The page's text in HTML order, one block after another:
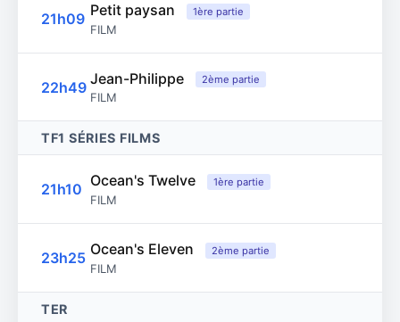
21h09 Petit paysan 1ère partie
FILM
22h49 Jean-Philippe 2ème partie
FILM
TF1 SÉRIES FILMS
21h10 Ocean's Twelve 1ère partie
FILM
23h25 Ocean's Eleven 2ème partie
FILM
TER